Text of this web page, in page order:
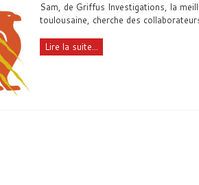
Sam, de Griffus Investigations, la
toulousaine, cherche des
Lire la suite...